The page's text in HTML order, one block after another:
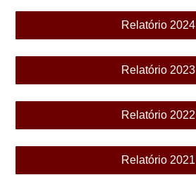
Relatório 2024
Relatório 2023
Relatório 2022
Relatório 2021